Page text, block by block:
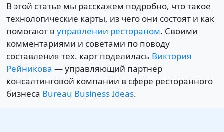
В этой статье мы расскажем подробно, что такое
технологические карты, из чего они состоят и как
помогают в управлении рестораном. Своими
комментариями и советами по поводу
составления тех. карт поделилась Виктория
Рейникова — управляющий партнер
консалтинговой компании в сфере ресторанного
бизнеса Bureau Business Ideas.